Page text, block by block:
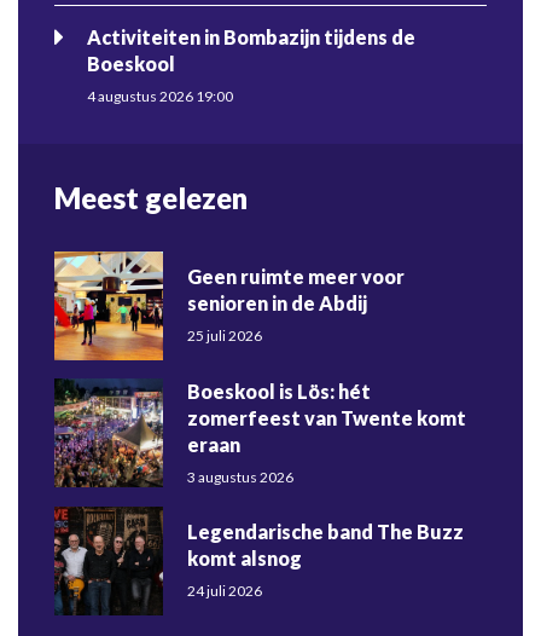
Activiteiten in Bombazijn tijdens de
Boeskool
4 augustus 2026 19:00
Meest gelezen
Geen ruimte meer voor
senioren in de Abdij
25 juli 2026
Boeskool is Lös: hét
zomerfeest van Twente komt
eraan
3 augustus 2026
Legendarische band The Buzz
komt alsnog
24 juli 2026